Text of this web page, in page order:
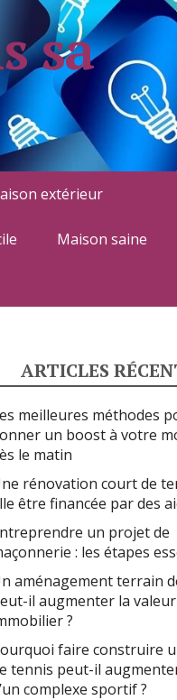
sa
extérieur
Maison saine
ARTICLES
meilleures méthodes
un boost à votre
le matin
rénovation court de
être financée par des
un projet de
: les étapes
aménagement terrain
il augmenter la valeur
?
faire construire
tennis peut-il
complexe sportif ?